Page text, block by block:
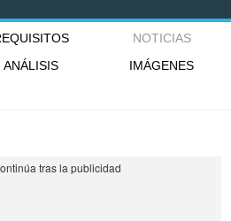
NOTICIAS
ANÁLISIS
IMÁGENES